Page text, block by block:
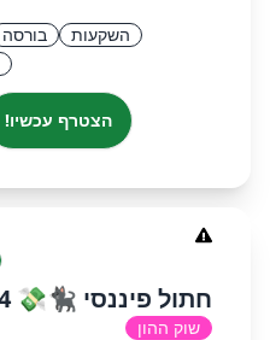
השקעות בורסה
הצטרף עכשיו!
חתול פיננסי 🐈‍⬛💸 #4
שוק ההון